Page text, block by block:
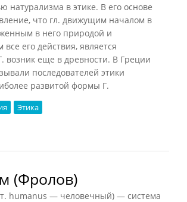
натурализма в этике. В его основе
что гл. движущим началом в
в него природой и
его действия, является
возник еще в древности. В Греции
последователей этики
развитой формы Г.
Этика
(Фролов)
humanus — человечный) — система